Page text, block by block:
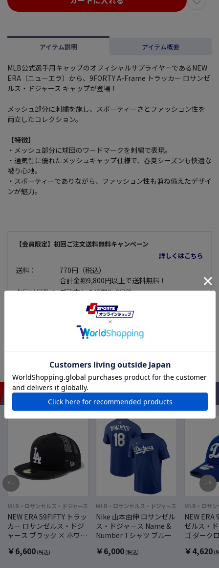
アイテム説明 アイテム概要
MLB公式選手用キャップのオフィシャルサプライヤーであるNEW
ERA（ニューエラ）から、9FORTY A-Frame トラッカー ロサンゼ
ルス・ドジャース キャップが登場！
メッシュ部分に刺繍を施し、スポーティーさとファッション性を
両立したコレクション。
【特徴】
・メッシュ部分に球団のワードマークを刺繍で表現。
・通気性に優れたメッシュキャップ仕様で、春夏シーズンも快適な
被り心地。
・スポーティーでありながら、ファッション性も兼ね備えたデザイ
ンが魅力。
【会員限定】初回ご注文送料無料キャンペーン
詳しくはこちら
送料：
770円（税込）
合計金額9,800円以上で送料無料！
お届け日数： ご注文から通常2~3日後
商品到着後7日以内であれば可能
（※一部不可商品あり）
セール価格商品については使用できない等、明
らかな不良品で無い限り原則として返品・交換
おすすめアイテム
MLB・ロサンゼルス・ドジャース
NEW ERA 59FIFTY トラッ
カー ロサンゼルス・ドジ
ャース ブラック × ホワイ
￥6,600 (税込)
MLB・ロサンゼルス・ドジャース
Nike 山本由伸 ロサンゼル
ス・ドジャース Name &
Number Tシャツ ブルー
￥6,000 (税込)
MLB・ロサン
NEW ERA
ゼルス・
ゴ ダーク
￥4,620 (